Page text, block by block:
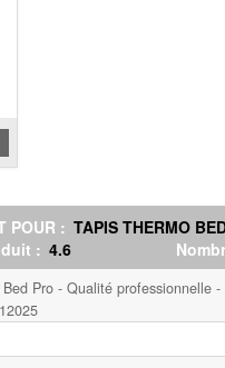
POUR : TAPIS THERMO
: 4.6
Pro - Qualité professionnelle